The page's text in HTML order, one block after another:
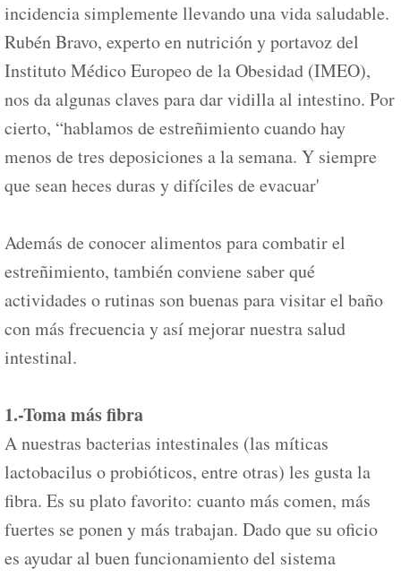
incidencia simplemente llevando una vida saludable.
Rubén Bravo, experto en nutrición y portavoz del
Instituto Médico Europeo de la Obesidad (IMEO),
nos da algunas claves para dar vidilla al intestino. Por
cierto, “hablamos de estreñimiento cuando hay
menos de tres deposiciones a la semana. Y siempre
que sean heces duras y difíciles de evacuar'
Además de conocer alimentos para combatir el
estreñimiento, también conviene saber qué
actividades o rutinas son buenas para visitar el baño
con más frecuencia y así mejorar nuestra salud
intestinal.
1.-Toma más fibra
A nuestras bacterias intestinales (las míticas
lactobacilus o probióticos, entre otras) les gusta la
fibra. Es su plato favorito: cuanto más comen, más
fuertes se ponen y más trabajan. Dado que su oficio
es ayudar al buen funcionamiento del sistema